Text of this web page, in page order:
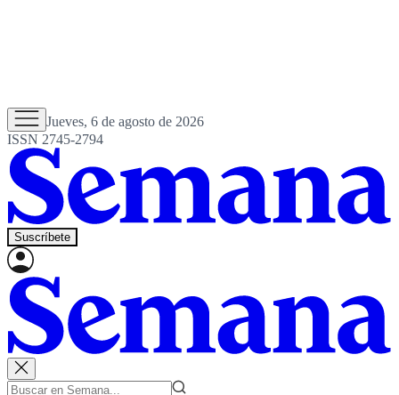
Jueves, 6 de agosto de 2026
ISSN 2745-2794
Suscríbete